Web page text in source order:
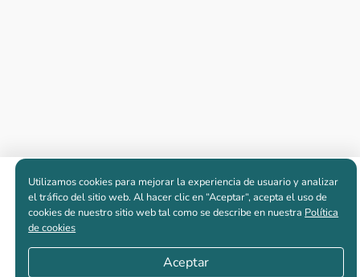
Apartamentos nuevos
Casas nuevas en venta
Utilizamos cookies para mejorar la experiencia de usuario y analizar
el tráfico del sitio web. Al hacer clic en “Aceptar“, acepta el uso de
cookies de nuestro sitio web tal como se describe en nuestra Política
de cookies
Aceptar